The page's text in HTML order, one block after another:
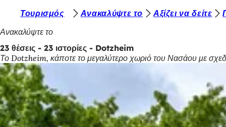
Μετάβαση στο περιεχόμενο
ρ
ί
σ
κ
ε
σ
Τουρισμός Ανακαλύψτε το Αξίζει να δείτε
Ανακαλύψτε το
23 θέσεις - 23 ιστορίες - Dotzheim
Το Dotzheim, κάποτε το μεγαλύτερο χωριό του Νασάου με